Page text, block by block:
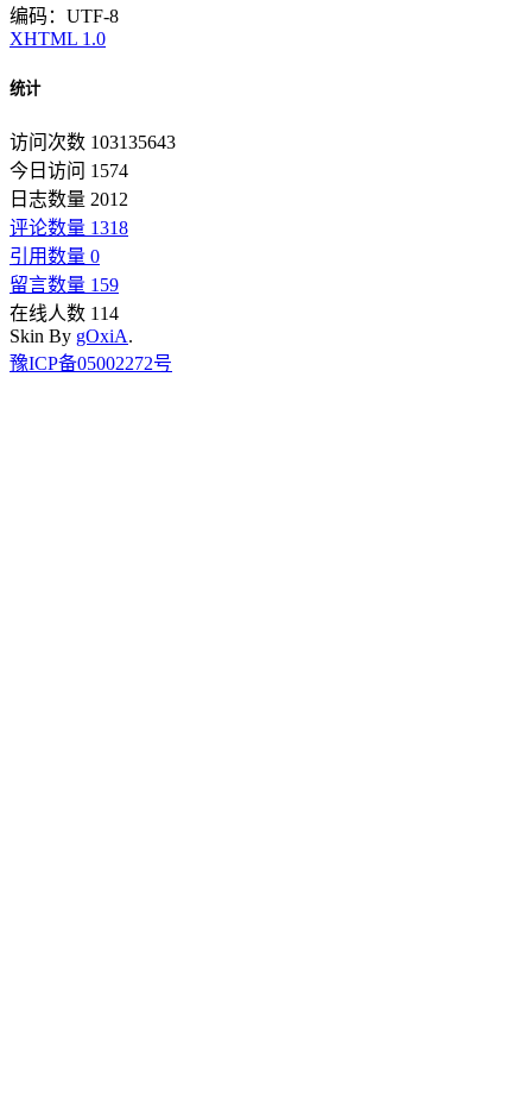
编码：UTF-8
XHTML 1.0
统计
访问次数 103135643
今日访问 1574
日志数量 2012
评论数量 1318
引用数量 0
留言数量 159
在线人数 114
Skin By gOxiA.
豫ICP备05002272号